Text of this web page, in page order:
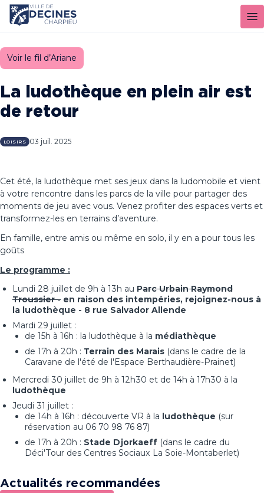
Voir le fil d’Ariane
La ludothèque en plein air est
de retour
LOISIRS 03 juil. 2025
Cet été, la ludothèque met ses jeux dans la ludomobile et vient
à votre rencontre dans les parcs de la ville pour partager des
moments de jeu avec vous. Venez profiter des espaces verts et
transformez-les en terrains d’aventure.
En famille, entre amis ou même en solo, il y en a pour tous les
goûts
Le programme :
Lundi 28 juillet de 9h à 13h au Parc Urbain Raymond
Troussier - en raison des intempéries, rejoignez-nous à
la ludothèque - 8 rue Salvador Allende
Mardi 29 juillet :
de 15h à 16h : la ludothèque à la médiathèque
de 17h à 20h : Terrain des Marais (dans le cadre de la
Caravane de l'été de l'Espace Berthaudière-Prainet)
Mercredi 30 juillet de 9h à 12h30 et de 14h à 17h30 à la
ludothèque
Jeudi 31 juillet :
de 14h à 16h : découverte VR à la ludothèque (sur
réservation au 06 70 98 76 87)
de 17h à 20h : Stade Djorkaeff (dans le cadre du
Déci'Tour des Centres Sociaux La Soie-Montaberlet)
Actualités recommandées
Panneau de gestion des cookies